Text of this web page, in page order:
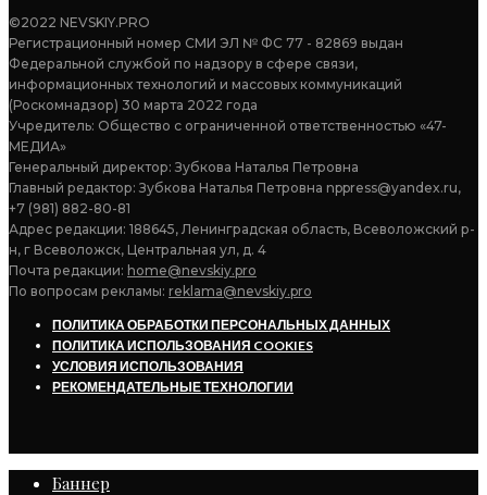
©2022 NEVSKIY.PRO
Регистрационный номер СМИ ЭЛ № ФС 77 - 82869 выдан
Федеральной службой по надзору в сфере связи,
информационных технологий и массовых коммуникаций
(Роскомнадзор) 30 марта 2022 года
Учредитель: Общество с ограниченной ответственностью «47-
МЕДИА»
Генеральный директор: Зубкова Наталья Петровна
Главный редактор: Зубкова Наталья Петровна nppress@yandex.ru,
+7 (981) 882-80-81
Адрес редакции: 188645, Ленинградская область, Всеволожский р-
н, г Всеволожск, Центральная ул, д. 4
Почта редакции: home@nevskiy.pro
По вопросам рекламы: reklama@nevskiy.pro
ПОЛИТИКА ОБРАБОТКИ ПЕРСОНАЛЬНЫХ ДАННЫХ
ПОЛИТИКА ИСПОЛЬЗОВАНИЯ COOKIES
УСЛОВИЯ ИСПОЛЬЗОВАНИЯ
РЕКОМЕНДАТЕЛЬНЫЕ ТЕХНОЛОГИИ
Баннер